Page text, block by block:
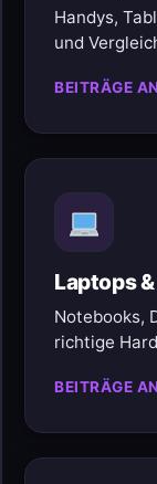
Handys,
und
BEITRÄGE
Laptops
Notebooks,
richtige
BEITRÄGE